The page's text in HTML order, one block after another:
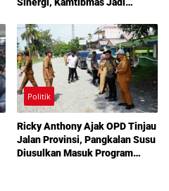
Sinergi, Kamtibmas Jadi
Politik
Ricky Anthony Ajak OPD Tinjau
Jalan Provinsi, Pangkalan Susu
Diusulkan Masuk Program